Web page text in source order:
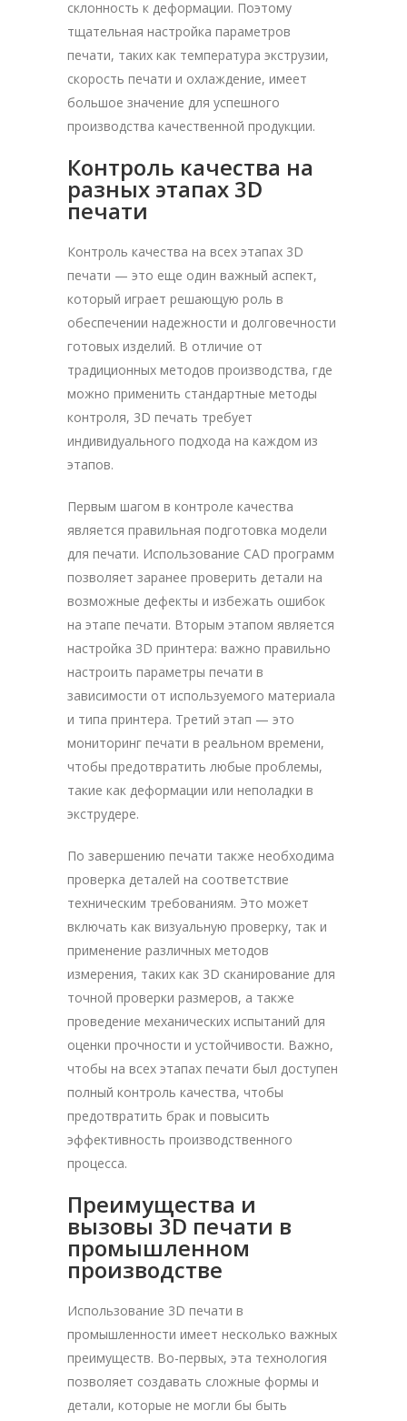
склонность к деформации. Поэтому
тщательная настройка параметров
печати, таких как температура экструзии,
скорость печати и охлаждение, имеет
большое значение для успешного
производства качественной продукции.
Контроль качества на
разных этапах 3D
печати
Контроль качества на всех этапах 3D
печати — это еще один важный аспект,
который играет решающую роль в
обеспечении надежности и долговечности
готовых изделий. В отличие от
традиционных методов производства, где
можно применить стандартные методы
контроля, 3D печать требует
индивидуального подхода на каждом из
этапов.
Первым шагом в контроле качества
является правильная подготовка модели
для печати. Использование CAD программ
позволяет заранее проверить детали на
возможные дефекты и избежать ошибок
на этапе печати. Вторым этапом является
настройка 3D принтера: важно правильно
настроить параметры печати в
зависимости от используемого материала
и типа принтера. Третий этап — это
мониторинг печати в реальном времени,
чтобы предотвратить любые проблемы,
такие как деформации или неполадки в
экструдере.
По завершению печати также необходима
проверка деталей на соответствие
техническим требованиям. Это может
включать как визуальную проверку, так и
применение различных методов
измерения, таких как 3D сканирование для
точной проверки размеров, а также
проведение механических испытаний для
оценки прочности и устойчивости. Важно,
чтобы на всех этапах печати был доступен
полный контроль качества, чтобы
предотвратить брак и повысить
эффективность производственного
процесса.
Преимущества и
вызовы 3D печати в
промышленном
производстве
Использование 3D печати в
промышленности имеет несколько важных
преимуществ. Во-первых, эта технология
позволяет создавать сложные формы и
детали, которые не могли бы быть